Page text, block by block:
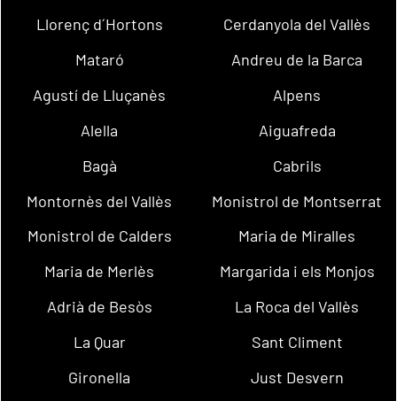
Llorenç d´Hortons
Cerdanyola del Vallès
Mataró
Andreu de la Barca
Agustí de Lluçanès
Alpens
Alella
Aiguafreda
Bagà
Cabrils
Montornès del Vallès
Monistrol de Montserrat
Monistrol de Calders
Maria de Miralles
Maria de Merlès
Margarida i els Monjos
Adrià de Besòs
La Roca del Vallès
La Quar
Sant Climent
Gironella
Just Desvern